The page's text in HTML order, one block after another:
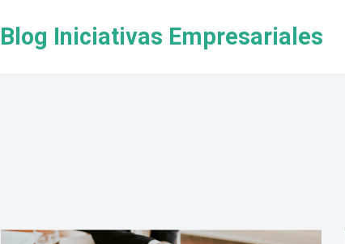
Blog Iniciativas Empresariales